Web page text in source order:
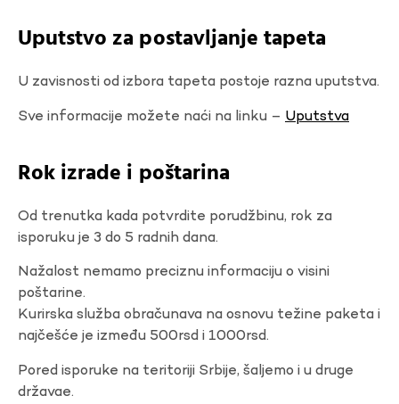
Uputstvo za postavljanje tapeta
U zavisnosti od izbora tapeta postoje razna uputstva.
Sve informacije možete naći na linku – Uputstva
Rok izrade i poštarina
Od trenutka kada potvrdite porudžbinu, rok za
isporuku je 3 do 5 radnih dana.
Nažalost nemamo preciznu informaciju o visini
poštarine.
Kurirska služba obračunava na osnovu težine paketa i
najčešće je između 500rsd i 1000rsd.
Pored isporuke na teritoriji Srbije, šaljemo i u druge
državae.